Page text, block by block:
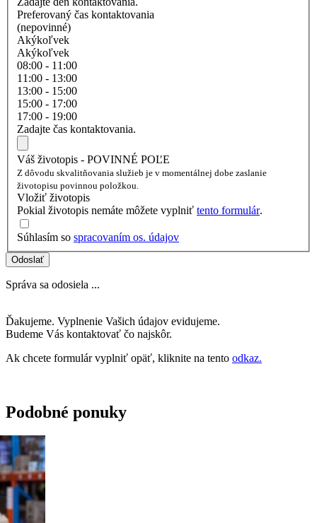
Preferovaný čas kontaktovania
(nepovinné)
Akýkoľvek
Akýkoľvek
08:00 - 11:00
11:00 - 13:00
13:00 - 15:00
15:00 - 17:00
17:00 - 19:00
Zadajte čas kontaktovania.
Váš životopis - POVINNÉ POĽE
Z dôvodu skvalitňovania služieb je v momentálnej dobe zaslanie
životopisu povinnou položkou.
Vložiť životopis
Pokial životopis nemáte môžete vyplniť tento formulár.
Súhlasím so spracovaním os. údajov
Odoslať
Správa sa odosiela ...
Ďakujeme. Vyplnenie Vašich údajov evidujeme.
Budeme Vás kontaktovať čo najskôr.
Ak chcete formulár vyplniť opäť, kliknite na tento odkaz.
Podobné ponuky